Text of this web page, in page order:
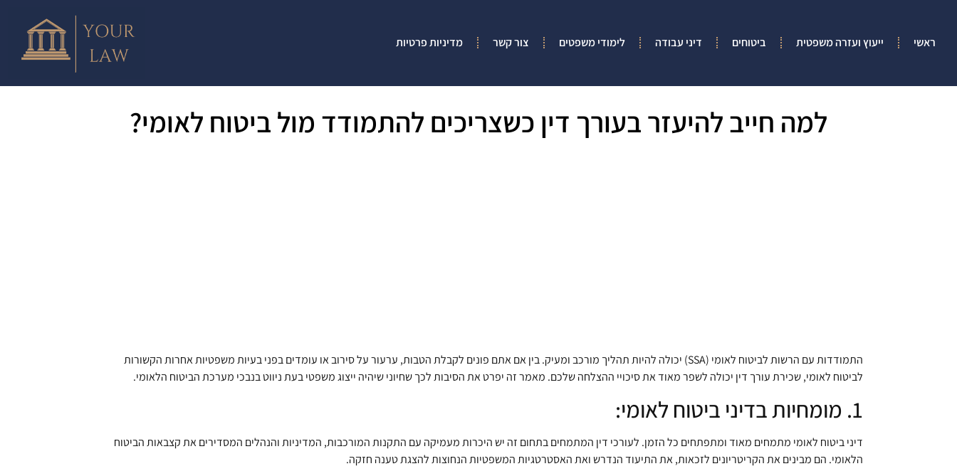
ראשי ייעוץ ועזרה משפטית ביטוחים דיני עבודה לימודי משפטים צור קשר מדיניות פרטיות
למה חייב להיעזר בעורך דין כשצריכים להתמודד מול ביטוח לאומי?
התמודדות עם הרשות לביטוח לאומי (SSA) יכולה להיות תהליך מורכב ומעיק. בין אם אתם פונים לקבלת הטבות, ערעור על סירוב או עומדים בפני בעיות משפטיות אחרות הקשורות
לביטוח לאומי, שכירת עורך דין יכולה לשפר מאוד את סיכויי ההצלחה שלכם. מאמר זה יפרט את הסיבות לכך שחיוני שיהיה ייצוג משפטי בעת ניווט בנבכי מערכת הביטוח הלאומי.
1. מומחיות בדיני ביטוח לאומי:
דיני ביטוח לאומי מתמחים מאוד ומתפתחים כל הזמן. לעורכי דין המתמחים בתחום זה יש היכרות מעמיקה עם התקנות המורכבות, המדיניות והנהלים המסדירים את קצבאות הביטוח
הלאומי. הם מבינים את הקריטריונים לזכאות, את התיעוד הנדרש ואת האסטרטגיות המשפטיות הנחוצות להצגת טענה חזקה.